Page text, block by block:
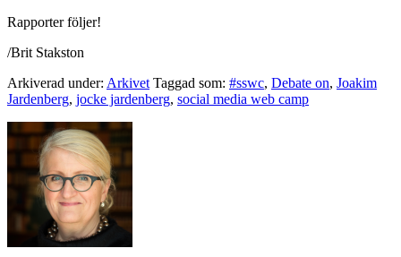
Rapporter följer!
/Brit Stakston
Arkiverad under: Arkivet Taggad som: #sswc, Debate on, Joakim
Jardenberg, jocke jardenberg, social media web camp